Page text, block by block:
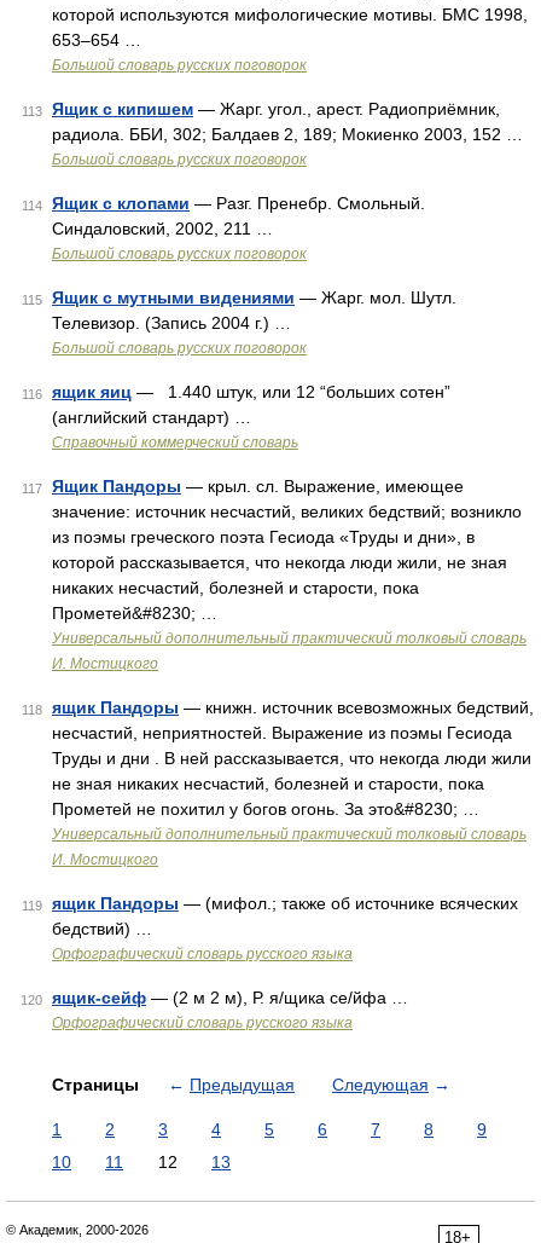
которой используются мифологические мотивы. БМС 1998,
653–654 …
Большой словарь русских поговорок
113 Ящик с кипишем — Жарг. угол., арест. Радиоприёмник,
радиола. ББИ, 302; Балдаев 2, 189; Мокиенко 2003, 152 …
Большой словарь русских поговорок
114 Ящик с клопами — Разг. Пренебр. Смольный.
Синдаловский, 2002, 211 …
Большой словарь русских поговорок
115 Ящик с мутными видениями — Жарг. мол. Шутл.
Телевизор. (Запись 2004 г.) …
Большой словарь русских поговорок
116 ящик яиц — 1.440 штук, или 12 “больших сотен”
(английский стандарт) …
Справочный коммерческий словарь
117 Ящик Пандоры — крыл. сл. Выражение, имеющее
значение: источник несчастий, великих бедствий; возникло
из поэмы греческого поэта Гесиода «Труды и дни», в
которой рассказывается, что некогда люди жили, не зная
никаких несчастий, болезней и старости, пока
Прометей&#8230; …
Универсальный дополнительный практический толковый словарь
И. Мостицкого
118 ящик Пандоры — книжн. источник всевозможных бедствий,
несчастий, неприятностей. Выражение из поэмы Гесиода
Труды и дни . В ней рассказывается, что некогда люди жили
не зная никаких несчастий, болезней и старости, пока
Прометей не похитил у богов огонь. За это&#8230; …
Универсальный дополнительный практический толковый словарь
И. Мостицкого
119 ящик Пандоры — (мифол.; также об источнике всяческих
бедствий) …
Орфографический словарь русского языка
120 ящик-сейф — (2 м 2 м), Р. я/щика се/йфа …
Орфографический словарь русского языка
Страницы ← Предыдущая Следующая →
1 2 3 4 5 6 7 8
9
10
11 12 13
18+
© Академик, 2000-2026